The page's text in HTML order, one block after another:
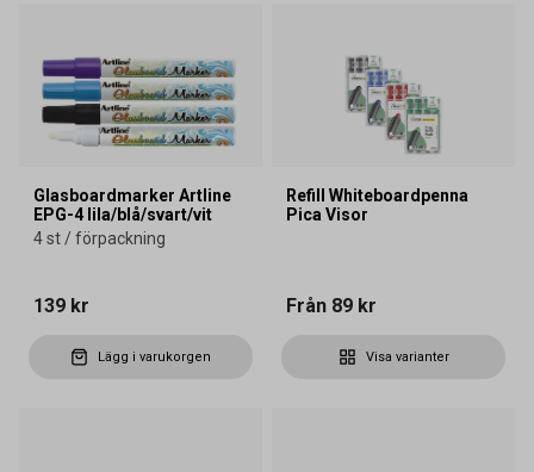
Glasboardmarker Artline
EPG-4 lila/blå/svart/vit
4 st / förpackning
139 kr
Lägg i varukorgen
Refill Whiteboardpenna
Pica Visor
Från 89 kr
Visa varianter